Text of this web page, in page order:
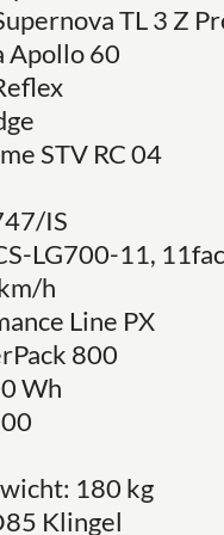
TL 3 Z
Apollo 60
STV RC 04
IS
LG700-11,
h
Line PX
800
Wh
180 kg
Klingel